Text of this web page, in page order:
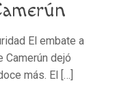
El embate a
Camerún dejó
más. El […]